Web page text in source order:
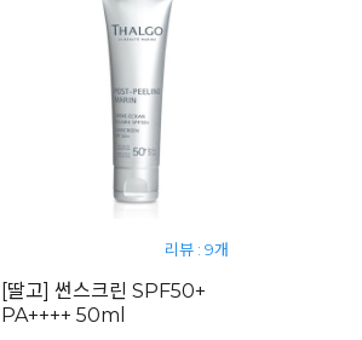
리뷰 : 9개
[딸고] 썬스크린 SPF50+
PA++++ 50ml